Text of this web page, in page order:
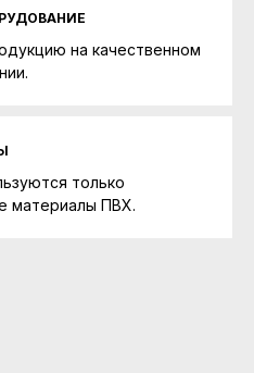
на качественном
только
материалы ПВХ.